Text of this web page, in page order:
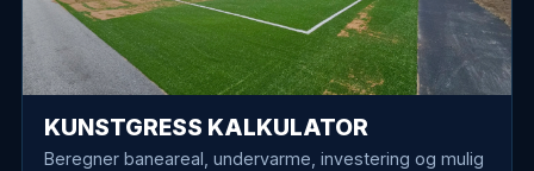
KUNSTGRESS KALKULATOR
Beregner baneareal, undervarme, investering og mulig